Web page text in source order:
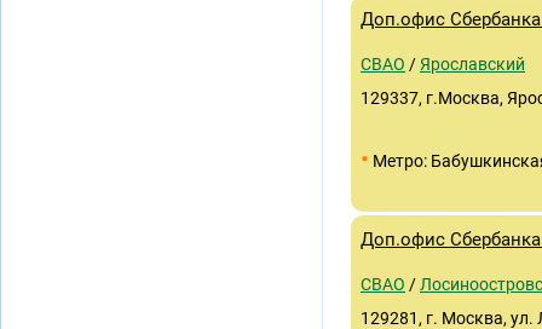
Доп.офис
СВАО / Ярославский
129337, г.Москва,
• Метро:
Доп.офис
СВАО /
129281, г. Москва,